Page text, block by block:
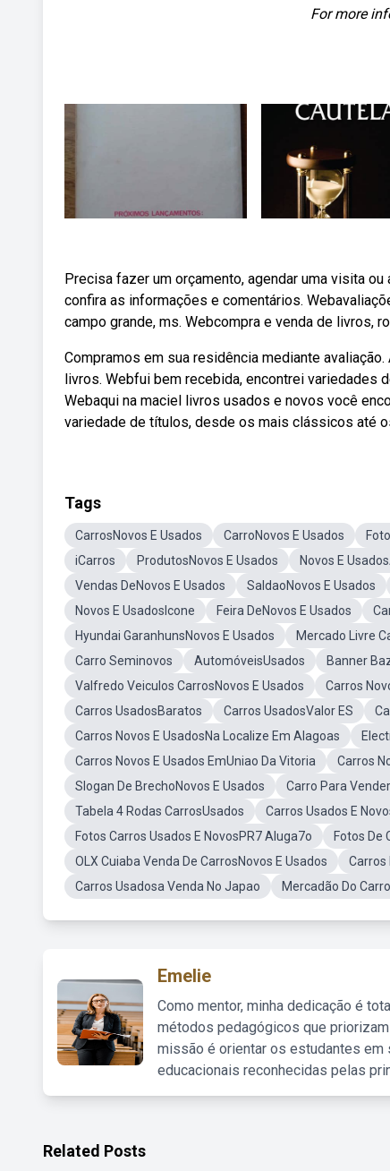
For more
Precisa fazer um orçamento, agendar uma visita
confira as informações e comentários.
campo grande, ms. Webcompra e venda de livros,
Compramos em sua residência mediante
livros. Webfui bem recebida, encontrei variedades
Webaqui na maciel livros usados e novos você
variedade de títulos, desde os mais clássicos até
Tags
CarrosNovos E Usados CarroNovos E Usados
iCarros
ProdutosNovos E Usados Novos E
Vendas DeNovos E Usados
SaldaoNovos E Usados
Novos E UsadosIcone
Feira DeNovos E Usados
Hyundai GaranhunsNovos E Usados
Mercado Livre
Carro Seminovos
AutomóveisUsados Banner
Valfredo Veiculos CarrosNovos E Usados
Carros
Carros UsadosBaratos
Carros UsadosValor ES
Carros Novos E UsadosNa Localize Em Alagoas
Carros Novos E Usados EmUniao Da Vitoria
Carros
Slogan De BrechoNovos E Usados
Carro Para Vender
Tabela 4 Rodas CarrosUsados
Carros Usados E
Fotos Carros Usados E NovosPR7 Aluga7o
Fotos De
OLX Cuiaba Venda De CarrosNovos E Usados
Carros
Carros Usadosa Venda No Japao
Mercadão Do
Emelie
Como mentor, minha dedicação é
métodos pedagógicos que
missão é orientar os estudantes em
educacionais reconhecidas pelas
Related Posts